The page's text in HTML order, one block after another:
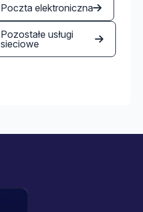
Poczta elektroniczna
Pozostałe usługi
sieciowe